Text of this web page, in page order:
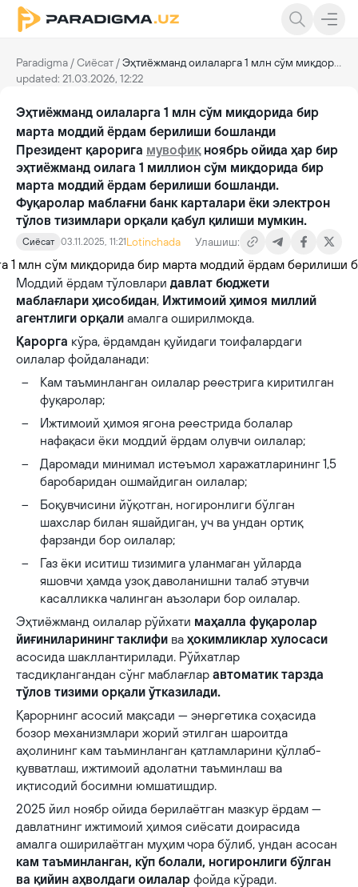
Paradigma /Сиёсат /Эҳтиёжманд оилаларга 1 млн сўм миқдорида бир марта моддий ёрдам берилиши бошланди
updated: 21.03.2026, 12:22
Эҳтиёжманд оилаларга 1 млн сўм миқдорида бир
марта моддий ёрдам берилиши бошланди
Президент қарорига мувофиқноябрь ойида ҳар бир
эҳтиёжманд оилага 1 миллион сўм миқдорида бир
марта моддий ёрдам берилиши бошланди.
Фуқаролар маблағни банк карталари ёки электрон
тўлов тизимлари орқали қабул қилиши мумкин.
Сиёсат 03.11.2025, 11:21 Lotinchada Улашиш:
Моддий ёрдам тўловлари давлат бюджети
маблағлари ҳисобидан, Ижтимоий ҳимоя миллий
агентлиги орқали амалга оширилмоқда.
Қарорга кўра, ёрдамдан қуйидаги тоифалардаги
оилалар фойдаланади:
Кам таъминланган оилалар реестрига киритилган
фуқаролар;
Ижтимоий ҳимоя ягона реестрида болалар
нафақаси ёки моддий ёрдам олувчи оилалар;
Даромади минимал истеъмол харажатларининг 1,5
баробаридан ошмайдиган оилалар;
Боқувчисини йўқотган, ногиронлиги бўлган
шахслар билан яшайдиган, уч ва ундан ортиқ
фарзанди бор оилалар;
Газ ёки иситиш тизимига уланмаган уйларда
яшовчи ҳамда узоқ даволанишни талаб этувчи
касалликка чалинган аъзолари бор оилалар.
Эҳтиёжманд оилалар рўйхати маҳалла фуқаролар
йиғиниларининг таклифи ва ҳокимликлар хулосаси
асосида шакллантирилади. Рўйхатлар
тасдиқлангандан сўнг маблағлар автоматик тарзда
тўлов тизими орқали ўтказилади.
Қарорнинг асосий мақсади — энергетика соҳасида
бозор механизмлари жорий этилган шароитда
аҳолининг кам таъминланган қатламларини қўллаб-
қувватлаш, ижтимоий адолатни таъминлаш ва
иқтисодий босимни юмшатишдир.
2025 йил ноябр ойида берилаётган мазкур ёрдам —
давлатнинг ижтимоий ҳимоя сиёсати доирасида
амалга оширилаётган муҳим чора бўлиб, ундан асосан
кам таъминланган, кўп болали, ногиронлиги бўлган
ва қийин аҳволдаги оилалар фойда кўради.